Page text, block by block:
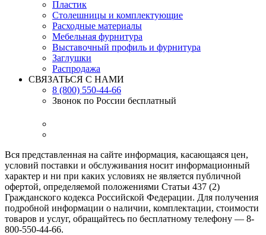
Пластик
Столешницы и комплектующие
Расходные материалы
Мебельная фурнитура
Выставочный профиль и фурнитура
Заглушки
Распродажа
СВЯЗАТЬСЯ С НАМИ
8 (800) 550-44-66
Звонок по России бесплатный
Вся представленная на сайте информация, касающаяся цен,
условий поставки и обслуживания носит информационный
характер и ни при каких условиях не является публичной
офертой, определяемой положениями Статьи 437 (2)
Гражданского кодекса Российской Федерации. Для получения
подробной информации о наличии, комплектации, стоимости
товаров и услуг, обращайтесь по бесплатному телефону — 8-
800-550-44-66.